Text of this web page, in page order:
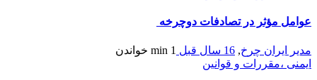
عوامل مؤثر در تصادفات دوچرخه
مدیر ایران چرخ, 16 سال قبل 1 min
خواندن
ایمنی ،مقررات و قوانین